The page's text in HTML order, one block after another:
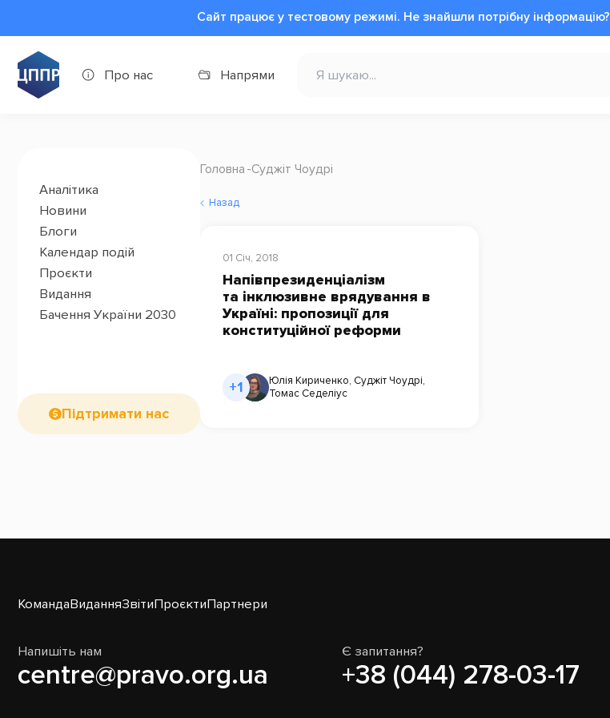
Сайт працює у тестовому режимі. Не знайшли потрібну інформацію?
Про нас Напрями
Аналітика
Новини
Блоги
Календар подій
Проєкти
Видання
Бачення України 2030
Підтримати нас
Головна Суджіт Чоудрі
Назад
01 Січ, 2018
Напівпрезиденціалізм
та інклюзивне врядування в
Україні: пропозиції для
конституційної реформи
+1 Юлія Кириченко, Суджіт Чоудрі,
Томас Седеліус
КомандаВиданняЗвітиПроєктиПартнери
Напишіть нам
centre@pravo.org.ua
Є запитання?
+38 (044) 278-03-17